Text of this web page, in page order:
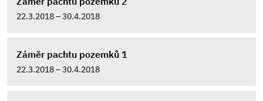
22.3.2018 – 30.4.2018
Záměr pachtu pozemků 1
22.3.2018 – 30.4.2018